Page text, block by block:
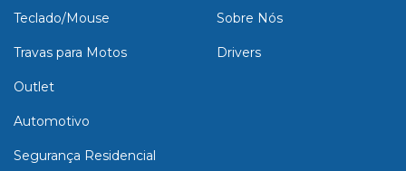
Teclado/Mouse
Travas para Motos
Outlet
Automotivo
Segurança Residencial
Sobre Nós
Drivers